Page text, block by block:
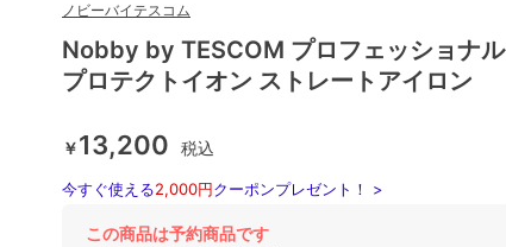
ノビーバイテスコム
Nobby by TESCOM プロフェッショナル
プロテクトイオン ストレートアイロン
￥13,200 税込
今すぐ使える2,000円クーポンプレゼント！ >
この商品は予約商品です